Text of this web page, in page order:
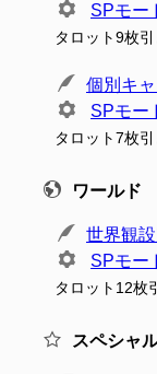
SPモー
タロット9枚引
個別キ
SPモー
タロット7枚引
ワールド
世界観
SPモー
タロット12枚
スペシャ